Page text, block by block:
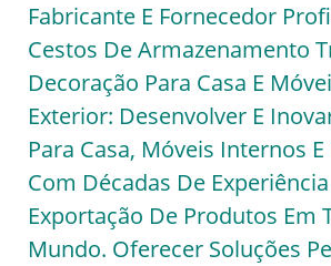
Fabricante E Fornecedor
Cestos De Armazenamento
Decoração Para Casa E
Exterior: Desenvolver E
Para Casa, Móveis Internos
Com Décadas De
Exportação De Produtos Em
Mundo. Oferecer Soluções